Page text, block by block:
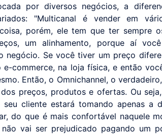
por diversos negócios, a
"Multicanal é vender em
porém, ele tem que ter sempre
um alinhamento, porque aí
negócio. Se você tiver um preço
commerce, na loja física, e então
Então, o Omnichannel, o
preços, produtos e ofertas. Ou
cliente estará tomando apenas a
do que é mais confortável naquele
vai ser prejudicado pagando um